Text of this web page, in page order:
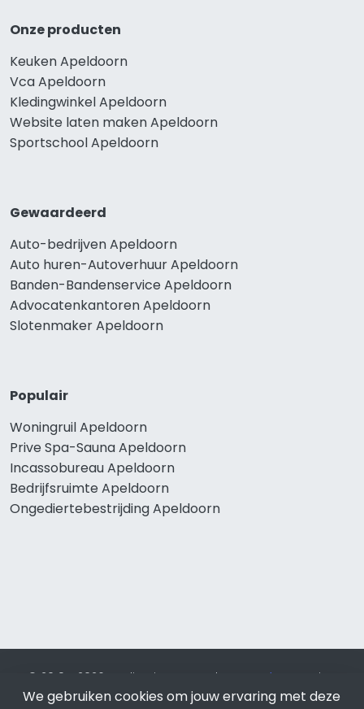
Onze producten
Keuken Apeldoorn
Vca Apeldoorn
Kledingwinkel Apeldoorn
Website laten maken Apeldoorn
Sportschool Apeldoorn
Gewaardeerd
Auto-bedrijven Apeldoorn
Auto huren-Autoverhuur Apeldoorn
Banden-Bandenservice Apeldoorn
Advocatenkantoren Apeldoorn
Slotenmaker Apeldoorn
Populair
Woningruil Apeldoorn
Prive Spa-Sauna Apeldoorn
Incassobureau Apeldoorn
Bedrijfsruimte Apeldoorn
Ongediertebestrijding Apeldoorn
© 2019 - 2026 Realisatie en SEO door SEO-bureau
Lion
Internet. Betaal alleen voor bewezen resultaten?SEO
We gebruiken cookies om jouw ervaring met deze